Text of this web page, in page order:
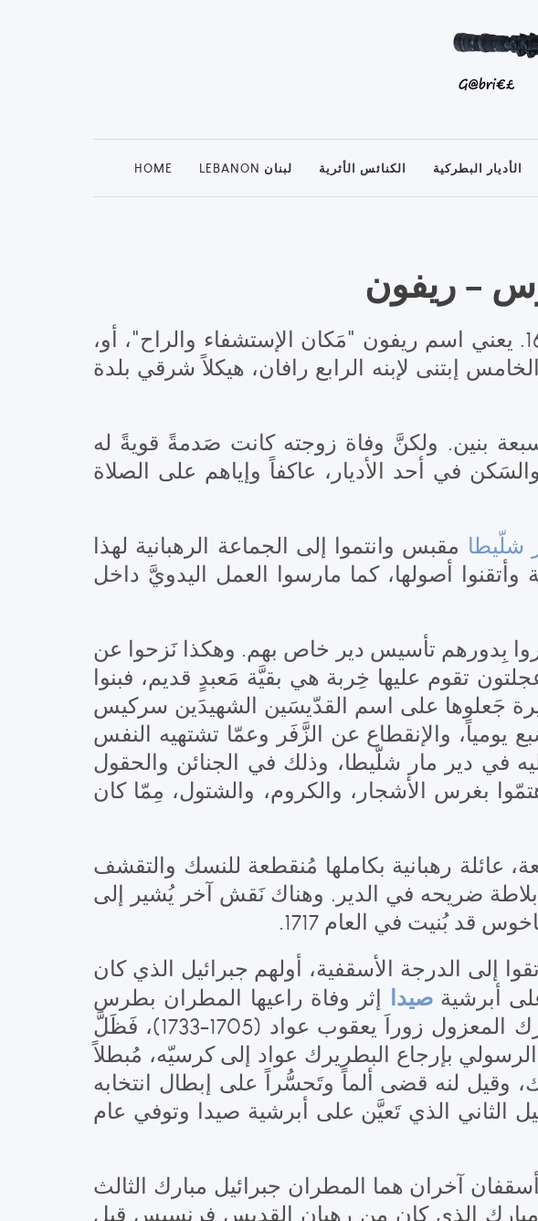
HOME LEBANON لبنان الكنائس الأثرية الأديار البطركية
– ريفون
يعود إنشاء دير مار سركيس وباخوس في بلدة ريفون إلى العام 1655. يعني اسم ريفون "مَكان الإستشفاء والراح"، أو،
إبتنى لإبنه الرابع رافان، هيكلاً شرقي بلدة
بنين. ولكنَّ وفاة زوجته كانت صَدمةً قويةً له
في أحد الأديار، عاكفاً وإياهم على الصلاة
شلّيطا مقبس وانتموا إلى الجماعة الرهبانية لهذا
أصولها، كما مارسوا العمل اليدويَّ داخل
بِدورهم تأسيس دير خاص بهم. وهكذا نَزحوا عن
تقوم عليها خِربة هي بقيَّة مَعبدٍ قديم، فبنوا
جَعلوها على اسم القدّيسَين الشهيدَين سركيس
يومياً، والإنقطاع عن الزَّفَر وعمّا تشتهيه النفس
في دير مار شلّيطا، وذلك في الجنائن والحقول
بغرس الأشجار، والكروم، والشتول، مِمّا كان
عائلة رهبانية بكاملها مُنقطعة للنسك والتقشف
يَشهَد إعلان منقوش على بلاطة ضريحه في الدير. وهناك نَقش آخر يُشير إلى
قد بُنيت في العام 1717.
إلى الدرجة الأسقفية، أولهم جبرائيل الذي كان
أبرشيةصيدا إثر وفاة راعيها المطران بطرس
الإهدني، وهو الذي انتقاه مجمع المطارنة بطريركاً بديلاً من البطريرك المعزول زوراَ يعقوب عواد (1705-1733)، فَظَلَّ
بإرجاع البطريرك عواد إلى كرسيّه، مُبطلاً
وقيل لنه قضى ألماً وتَحسُّراً على إبطال انتخابه
الثاني الذي تَعيَّن على أبرشية صيدا وتوفي عام
آخران هما المطران جبرائيل مبارك الثالث
الذي كان من رهبان القديس فرنسيس قبل